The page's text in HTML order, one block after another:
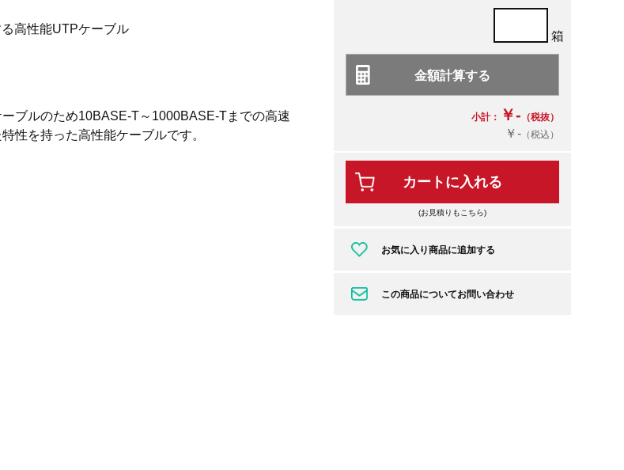
高性能UTPケーブル
ブルのため10BASE-T～1000BASE-Tまでの高速
性を持った高性能ケーブルです。
箱
小計： ￥- （税抜）
￥-（税込）
カートに入れる
(お見積りもこちら)
お気に入り商品に追加する
この商品についてお問い合わせ